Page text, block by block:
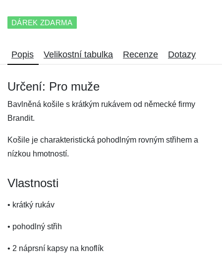
DÁREK ZDARMA
Popis Velikostní tabulka Recenze Dotazy
Určení: Pro muže
Bavlněná košile s krátkým rukávem od německé firmy
Brandit.
Košile je charakteristická pohodlným rovným střihem a
nízkou hmotností.
Vlastnosti
• krátký rukáv
• pohodlný střih
• 2 náprsní kapsy na knoflík